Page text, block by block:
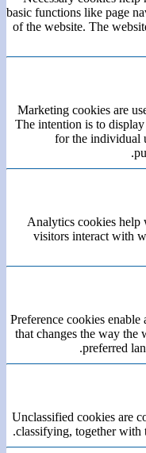
basic functions like page
of the website. The
Marketing cookies are
The intention is to
for the individual
Analytics cookies help
visitors interact with
Preference cookies
that changes the way the
preferred
Unclassified cookies are
classifying, together with